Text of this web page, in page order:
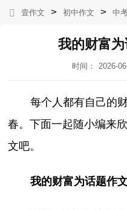
壹作文 > 初中作文 > 中
我的财富
时间：
2026-
每个人都有自己的
春。下面一起随小编来
文吧。
我的财富为话题作